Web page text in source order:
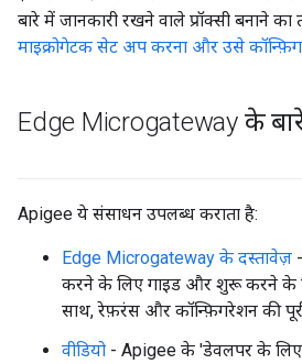
बारे में जानकारी रखने वाले प्रॉक्सी बनाने का
माइक्रोगेटक सेट अप करना और उसे
Edge Microgateway के
Apigee ये संसाधन उपलब्ध कराता है:
Edge Microgateway के दस्तावेज़
करने के लिए गाइड और शुरू करने के
साथ, रेफ़रंस और कॉन्फ़िगरेशन की
वीडियो - Apigee के 'डेवलपर के लिए